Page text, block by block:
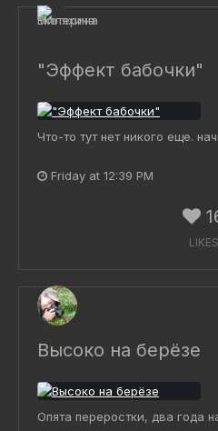
"Эффект бабочки"
Что-то тут нет никого еще.
Friday at 12:39 PM
LIKES
Высоко на берёзе
Опята переростки, два года